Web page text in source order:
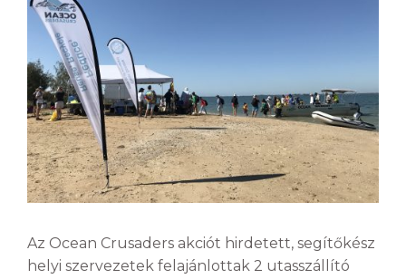
Az Ocean Crusaders akciót hirdetett, segítőkész
helyi szervezetek felajánlottak 2 utasszállító